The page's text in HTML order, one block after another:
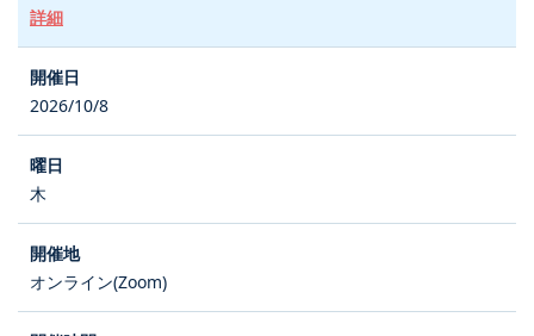
詳細
2026/10/8
木
オンライン(Zoom)